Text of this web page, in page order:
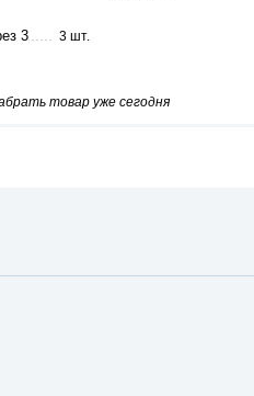
3
3 шт.
товар уже сегодня